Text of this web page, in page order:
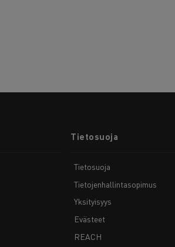
Tietosuoja
Tietosuoja
Tietojenhallintasopimus
Yksityisyys
Evästeet
REACH